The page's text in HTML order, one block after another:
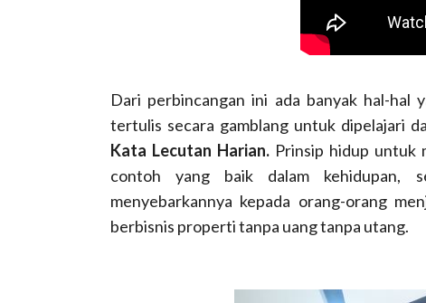
Dari perbincangan ini ada banyak hal-hal
tertulis secara gamblang untuk dipelajari
Kata Lecutan Harian. Prinsip hidup untuk
contoh yang baik dalam kehidupan,
menyebarkannya kepada orang-orang
berbisnis properti tanpa uang tanpa utang.